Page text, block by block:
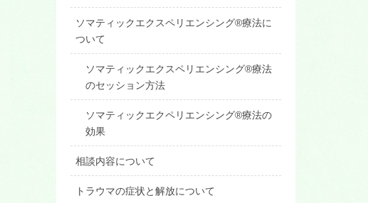
ソマティックエクスペリエンシング®療法に
ついて
ソマティックエクスペリエンシング®療法
のセッション方法
ソマティックエクペリエンシング®療法の
効果
相談内容について
トラウマの症状と解放について